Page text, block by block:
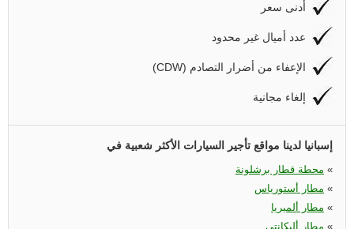
أدنى سعر
عدد أميال غير محدود
(CDW) الإعفاء من أضرار التصادم
إلغاء مجانية
إسبانيا لدينا مواقع تأجير السيارات الأكثر شعبية في
محطة قطار برشلونة «
مطار أستورياس «
مطار ألميريا «
مطار أليكانتي «